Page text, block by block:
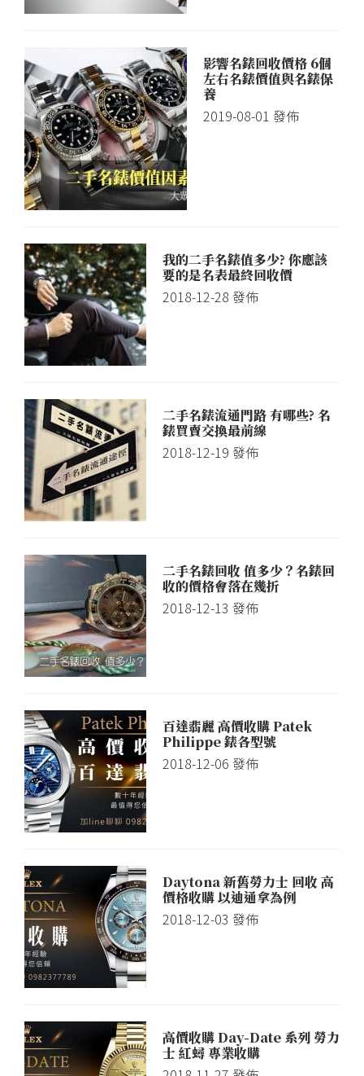
董
鑑
定
諮
詢,
換
錶
專
值
得
您
放
心
影響名錶回收價格 6個
左右名錶價值與名錶保
養
2019-08-01 發佈
我的二手名錶值多少? 你應該
要的是名表最終回收價
2018-12-28 發佈
二手名錶流通門路 有哪些? 名
錶買賣交換最前線
2018-12-19 發佈
二手名錶回收 值多少？名錶回
收的價格會落在幾折
2018-12-13 發佈
百達翡麗 高價收購 Patek
Philippe 錶各型號
2018-12-06 發佈
Daytona 新舊勞力士 回收 高
價格收購 以迪通拿為例
2018-12-03 發佈
高價收購 Day-Date 系列 勞力
士 紅蟳 專業收購